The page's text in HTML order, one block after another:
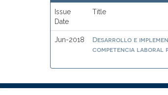
Issue
Date
Title
Jun-2018
Desarrollo e
competencia